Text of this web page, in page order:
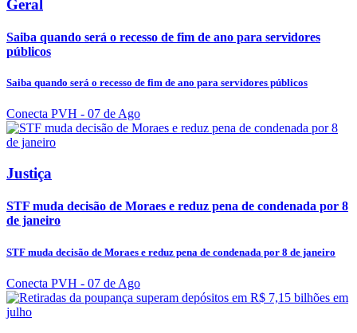
Geral
Saiba quando será o recesso de fim de ano para servidores
públicos
Saiba quando será o recesso de fim de ano para servidores públicos
Conecta PVH - 07 de Ago
Justiça
STF muda decisão de Moraes e reduz pena de condenada por 8
de janeiro
STF muda decisão de Moraes e reduz pena de condenada por 8 de janeiro
Conecta PVH - 07 de Ago